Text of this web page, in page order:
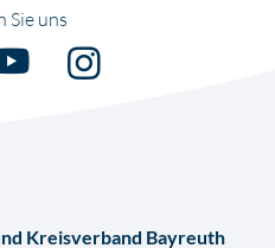
Sie uns
Kreisverband Bayreuth